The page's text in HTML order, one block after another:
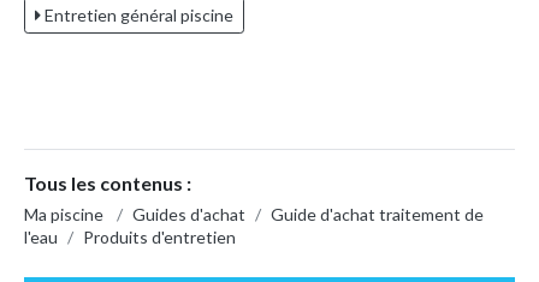
Entretien général piscine
Tous les contenus :
Ma piscine / Guides d'achat / Guide d'achat traitement de
l'eau / Produits d'entretien